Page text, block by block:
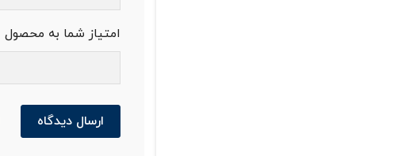
امتیاز شما به محصول
ارسال دیدگاه